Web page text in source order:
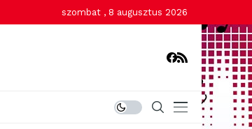
szombat , 8 augusztus 2026